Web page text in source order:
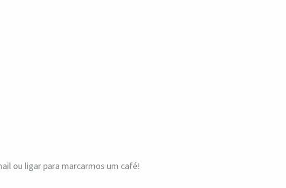
ou ligar para marcarmos um café!